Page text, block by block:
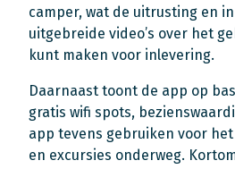
camper, wat de uitrusting en
uitgebreide video’s over het
kunt maken voor inlevering.
Daarnaast toont de app op
gratis wifi spots,
app tevens gebruiken voor
en excursies onderweg.